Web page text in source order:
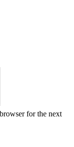
for the next